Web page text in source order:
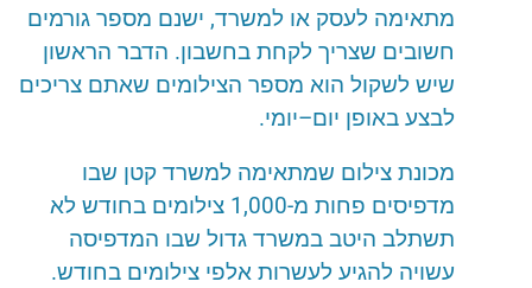
מתאימה לעסק או למשרד, ישנם מספר גורמים
חשובים שצריך לקחת בחשבון. הדבר הראשון
שיש לשקול הוא מספר הצילומים שאתם צריכים
לבצע באופן יום–יומי.
מכונת צילום שמתאימה למשרד קטן שבו
מדפיסים פחות מ-1,000 צילומים בחודש לא
תשתלב היטב במשרד גדול שבו המדפיסה
עשויה להגיע לעשרות אלפי צילומים בחודש.